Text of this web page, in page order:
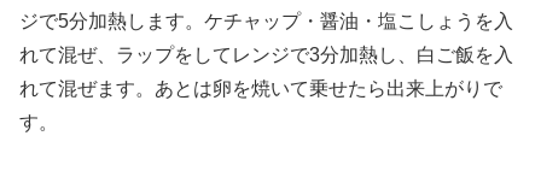
ジで5分加熱します。ケチャップ・醤油・塩こしょうを入
れて混ぜ、ラップをしてレンジで3分加熱し、白ご飯を入
れて混ぜます。あとは卵を焼いて乗せたら出来上がりで
す。